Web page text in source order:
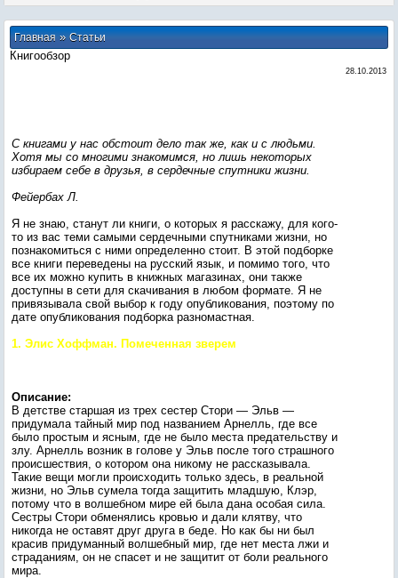
Главная»Статьи
Книгообзор
28.10.2013
С книгами у нас обстоит дело так же, как и с людьми.
Хотя мы со многими знакомимся, но лишь некоторых
избираем себе в друзья, в сердечные спутники жизни.
Фейербах Л.
Я не знаю, станут ли книги, о которых я расскажу, для кого-
то из вас теми самыми сердечными спутниками жизни, но
познакомиться с ними определенно стоит. В этой подборке
все книги переведены на русский язык, и помимо того, что
все их можно купить в книжных магазинах, они также
доступны в сети для скачивания в любом формате. Я не
привязывала свой выбор к году опубликования, поэтому по
дате опубликования подборка разномастная.
1. Элис Хоффман. Помеченная зверем
Описание:
В детстве старшая из трех сестер Стори — Эльв —
придумала тайный мир под названием Арнелль, где все
было простым и ясным, где не было места предательству и
злу. Арнелль возник в голове у Эльв после того страшного
происшествия, о котором она никому не рассказывала.
Такие вещи могли происходить только здесь, в реальной
жизни, но Эльв сумела тогда защитить младшую, Клэр,
потому что в волшебном мире ей была дана особая сила.
Сестры Стори обменялись кровью и дали клятву, что
никогда не оставят друг друга в беде. Но как бы ни был
красив придуманный волшебный мир, где нет места лжи и
страданиям, он не спасет и не защитит от боли реального
мира.